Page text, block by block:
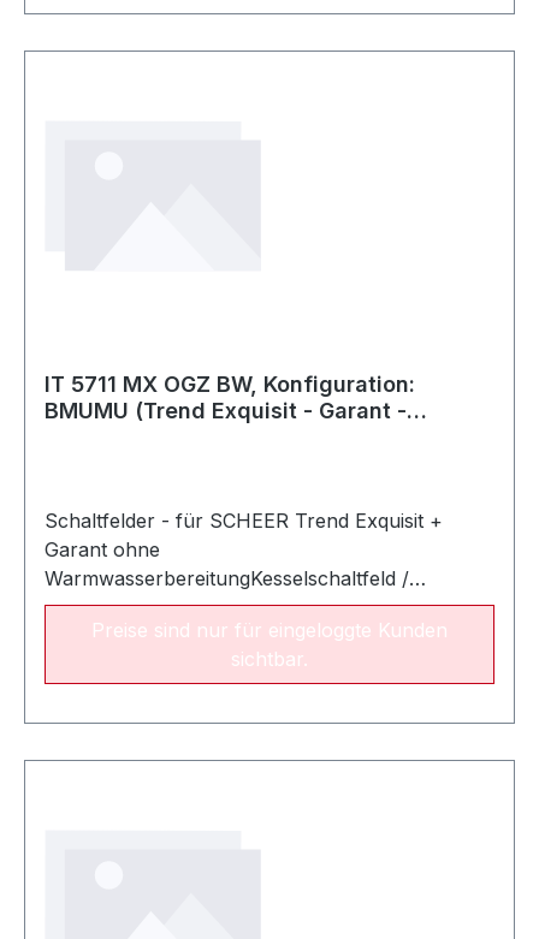
erforderlichen Fühlern und
IT 5711 MX OGZ BW, Konfiguration:
BMUMU (Trend Exquisit - Garant -
Schaltfelder - für SCHEER Trend Exquisit +
Garant ohne
WarmwasserbereitungKesselschaltfeld /
witterungsgeführter Regler - IT 5711 MX OGZ
BW, Konfiguration: BMUMU1-stufiger
Brennerbetrieb - gleitende
MischerkreisePumpenstandschutzSchaltuhr für
Preise sind nur für eingeloggte Kunden
sichtbar.